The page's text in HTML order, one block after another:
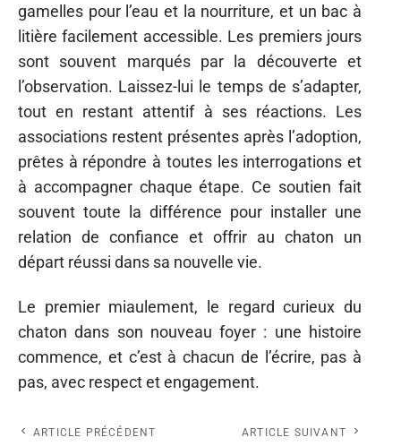
gamelles pour l’eau et la nourriture, et un bac à
litière facilement accessible. Les premiers jours
sont souvent marqués par la découverte et
l’observation. Laissez-lui le temps de s’adapter,
tout en restant attentif à ses réactions. Les
associations restent présentes après l’adoption,
prêtes à répondre à toutes les interrogations et
à accompagner chaque étape. Ce soutien fait
souvent toute la différence pour installer une
relation de confiance et offrir au chaton un
départ réussi dans sa nouvelle vie.
Le premier miaulement, le regard curieux du
chaton dans son nouveau foyer : une histoire
commence, et c’est à chacun de l’écrire, pas à
pas, avec respect et engagement.
ARTICLE PRÉCÉDENT ARTICLE SUIVANT